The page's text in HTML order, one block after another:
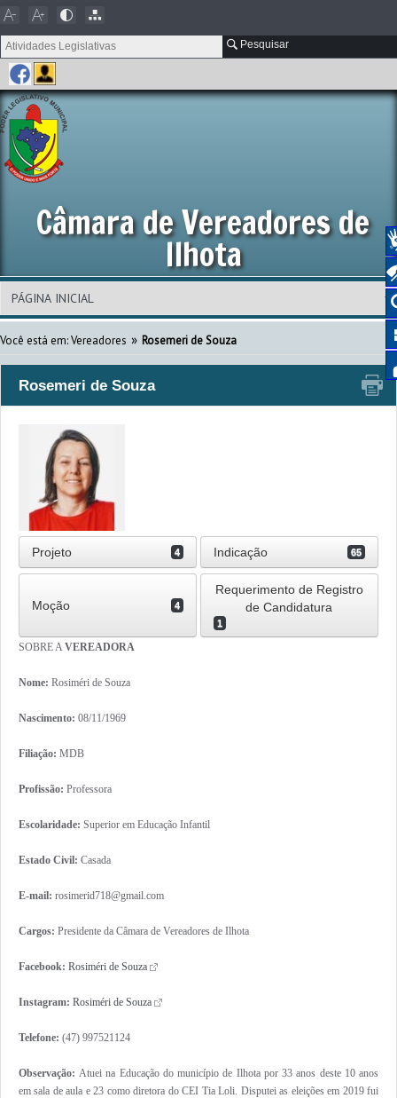
Pesquisar
Câmara de Vereadores de
Ilhota
Você está em: Vereadores » Rosemeri de Souza
Rosemeri de Souza
Projeto 4 Indicação 65
Moção 4
Requerimento de Registro
de Candidatura
1
SOBRE AVEREADORA
Nome: Rosiméri de Souza
Nascimento: 08/11/1969
Filiação: MDB
Profissão: Professora
Escolaridade: Superior em Educação Infantil
Estado Civil: Casada
E-mail: rosimerid718@gmail.com
Cargos: Presidente da Câmara de Vereadores de Ilhota
Facebook: Rosiméri de Souza
Instagram: Rosiméri de Souza
Telefone: (47) 997521124
Observação:Atuei na Educação do município de Ilhota por 33 anos deste 10 anos
em sala de aula e 23 como diretora do CEI Tia Loli. Disputei as eleições em 2019 fui